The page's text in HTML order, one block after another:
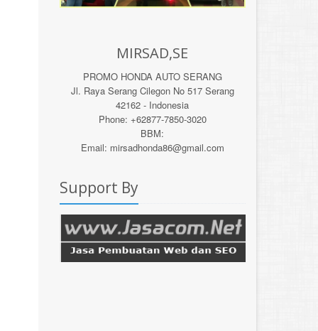
MIRSAD,SE
PROMO HONDA AUTO SERANG
Jl. Raya Serang Cilegon No 517 Serang
42162 - Indonesia
Phone: +62877-7850-3020
BBM:
Email: mirsadhonda86@gmail.com
Support By